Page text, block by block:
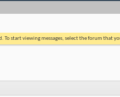
To start viewing messages, select the forum that